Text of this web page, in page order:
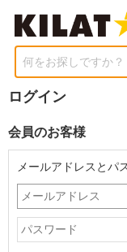
何をお探しですか？
ログイン
会員のお客様
メールアドレスとパ